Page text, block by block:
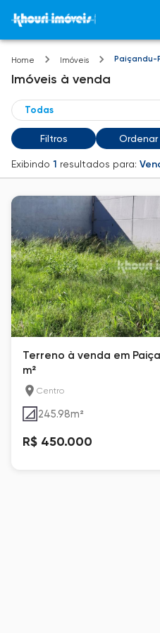
Home Imóveis Paiçandu-
Imóveis à venda
Filtros Ordenar
Exibindo 1 resultados para:
Terreno à venda em
m²
Centro
245.98m²
R$ 450.000